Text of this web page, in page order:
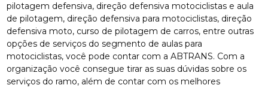
pilotagem defensiva, direção defensiva motociclistas e aula
de pilotagem, direção defensiva para motociclistas, direção
defensiva moto, curso de pilotagem de carros, entre outras
opções de serviços do segmento de aulas para
motociclistas, você pode contar com a ABTRANS. Com a
organização você consegue tirar as suas dúvidas sobre os
serviços do ramo, além de contar com os melhores